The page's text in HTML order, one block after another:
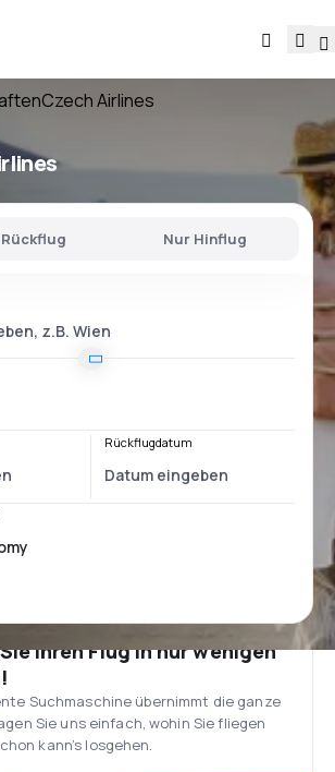
Czech Airlines
Nur Hinflug
Rückflugdatum
Ihren Flug in nur wenigen
Suchmaschine übernimmt die ganze
Sie uns einfach, wohin Sie fliegen
kann’s losgehen.